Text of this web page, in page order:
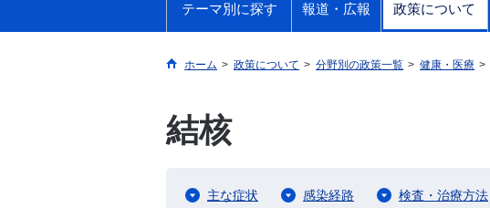
テーマ別に探す 報道・広報 政策について
ホーム > 政策について > 分野別の政策一覧 > 健康・医療 >
結核
主な症状 感染経路 検査・治療方法